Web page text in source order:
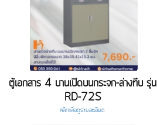
ตู้เอกสาร 4 บานเปิดบนกระจก-ล่างทึบ รุ่น
RD-72S
คลิกเพื่อดูรายละเอียด